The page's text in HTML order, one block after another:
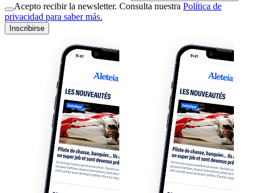
Acepto recibir la newsletter. Consulta nuestra Política de
privacidad para saber más.
Inscribirse